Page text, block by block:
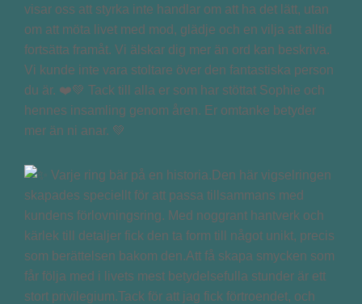
visar oss att styrka inte handlar om att ha det lätt, utan
om att möta livet med mod, glädje och en vilja att alltid
fortsätta framåt. Vi älskar dig mer än ord kan beskriva.
Vi kunde inte vara stoltare över den fantastiska person
du är. ❤️💚 Tack till alla er som har stöttat Sophie och
hennes insamling genom åren. Er omtanke betyder
mer än ni anar. 💚